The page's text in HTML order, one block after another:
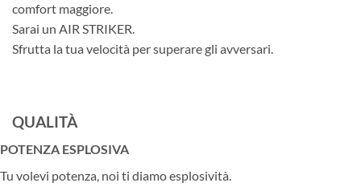
comfort maggiore.
Sarai un AIR STRIKER.
Sfrutta la tua velocità per superare gli avversari.
QUALITÀ
POTENZA ESPLOSIVA
Tu volevi potenza, noi ti diamo esplosività.